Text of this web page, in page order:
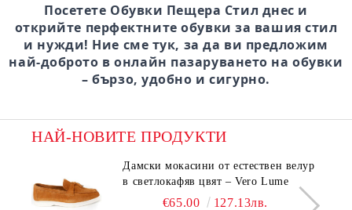
Посетете Обувки Пещера Стил днес и
открийте перфектните обувки за вашия стил
и нужди! Ние сме тук, за да ви предложим
най-доброто в онлайн пазаруването на обувки
– бързо, удобно и сигурно.
НАЙ-НОВИТЕ ПРОДУКТИ
Дамски мокасини от естествен велур
в светлокафяв цвят – Vero Lume
€65.00 127.13лв.